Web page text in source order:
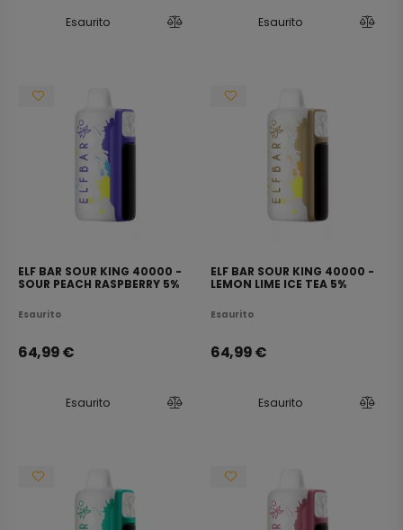
Esaurito Esaurito
ELF BAR SOUR KING 40000 -
SOUR PEACH RASPBERRY 5%
Esaurito
64,99€
Esaurito
ELF BAR SOUR KING 40000 -
LEMON LIME ICE TEA 5%
Esaurito
64,99€
Esaurito